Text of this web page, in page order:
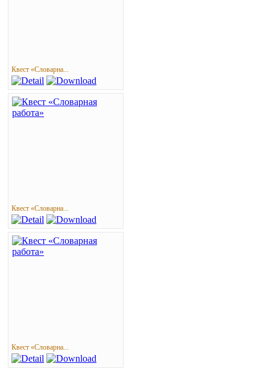
Квест «Словарна...
Квест «Словарна...
Квест «Словарна...